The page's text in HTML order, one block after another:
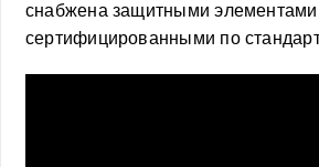
снабжена защитными
сертифицированными по